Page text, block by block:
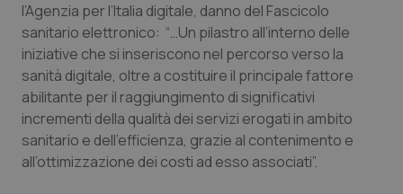
Calabria
Campania
Emilia-Romagna
Friuli Venezia Giulia
Asma & BPCO
Car-T
Colesterolo & coronaropatie
Dermatite Atopica
l’Agenzia per l’Italia digitale, danno del Fascicolo
sanitario elettronico: “…Un pilastro all’interno delle
iniziative che si inseriscono nel percorso verso la
sanità digitale, oltre a costituire il principale fattore
abilitante per il raggiungimento di significativi
incrementi della qualità dei servizi erogati in ambito
sanitario e dell’efficienza, grazie al contenimento e
all’ottimizzazione dei costi ad esso associati”.